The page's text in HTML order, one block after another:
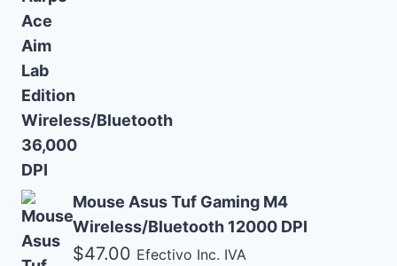
Mouse Asus Tuf Gaming M4
Wireless/Bluetooth 12000 DPI
$47.00 Efectivo Inc. IVA